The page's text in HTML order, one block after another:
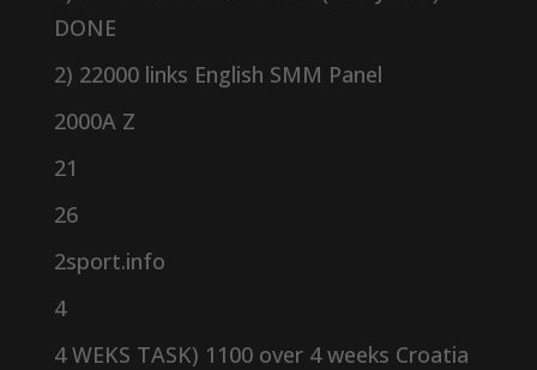
DONE
2) 22000 links English SMM Panel
2000A Z
21
26
2sport.info
4
4 WEKS TASK) 1100 over 4 weeks Croatia